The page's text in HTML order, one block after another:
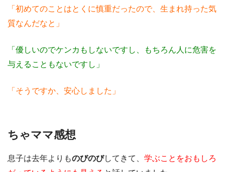
「初めてのことはとくに慎重だったので、生まれ持った気
質なんだなと」
「優しいのでケンカもしないですし、もちろん人に危害を
与えることもないですし」
「そうですか、安心しました」
ちゃママ感想
息子は去年よりものびのびしてきて、 学ぶことをおもしろ